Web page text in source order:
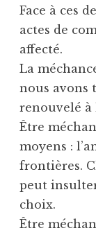
Face à ces
actes de
affecté.
La
nous avons
renouvelé à
Être
moyens :
frontières.
peut
choix.
Être